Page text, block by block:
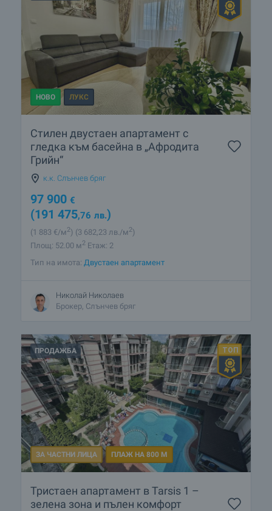
НОВО ЛУКС
Стилен двустаен апартамент с
гледка към басейна в „Афродита
Грийн“
к.к. Слънчев бряг
97 900 €
(191 475,76 лв.)
(1 883 €/м2) (3 682 ,23 лв./м2)
Площ: 52.00 м2 Етаж: 2
Тип на имота: Двустаен апартамент
Николай Николаев
Брокер, Слънчев бряг
ПРОДАЖБА
ЗА ЧАСТНИ ЛИЦА ПЛАЖ НА 800 М
Тристаен апартамент в Tarsis 1 –
зелена зона и пълен комфорт